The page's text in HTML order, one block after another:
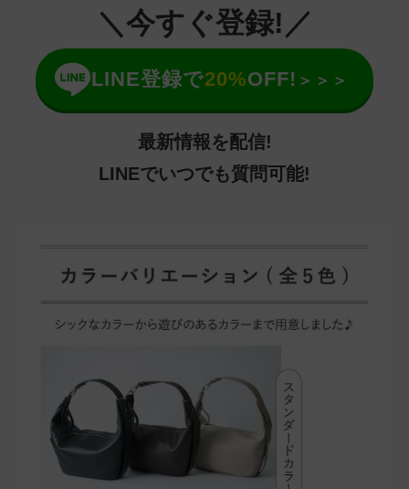
＼今すぐ登録!／
LINE登録で20%OFF! ＞＞＞
最新情報を配信!
LINEでいつでも質問可能!